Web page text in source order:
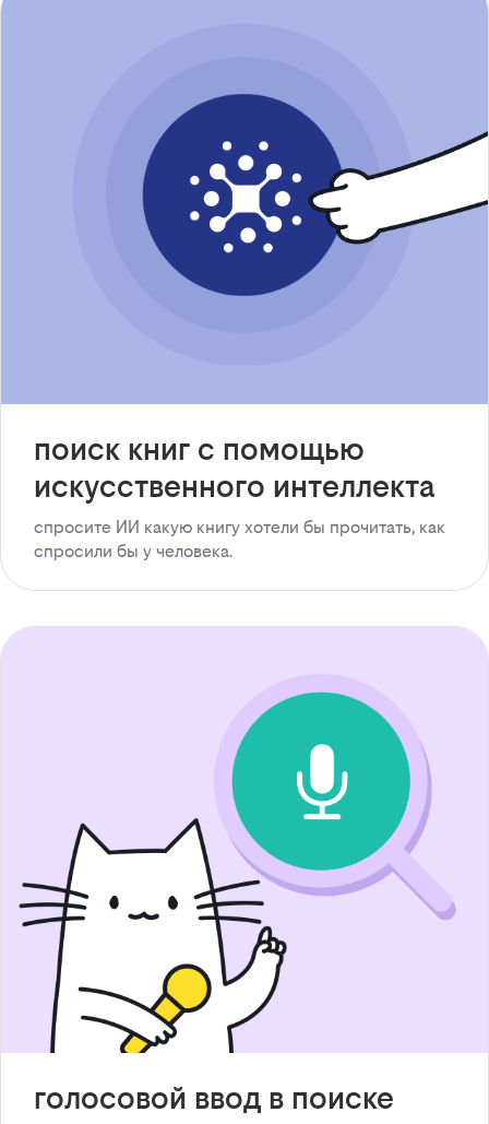
поиск книг с помощью
искусственного интеллекта
спросите ИИ какую книгу хотели бы прочитать, как
спросили бы у человека.
голосовой ввод в поиске